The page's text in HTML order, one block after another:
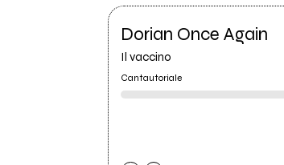
Dorian Once Again
Il vaccino
Cantautoriale